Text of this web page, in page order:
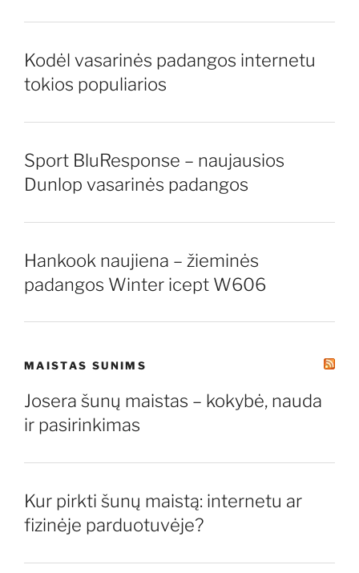
Kodėl vasarinės padangos internetu
tokios populiarios
Sport BluResponse – naujausios
Dunlop vasarinės padangos
Hankook naujiena – žieminės
padangos Winter icept W606
MAISTAS SUNIMS
Josera šunų maistas – kokybė, nauda
ir pasirinkimas
Kur pirkti šunų maistą: internetu ar
fizinėje parduotuvėje?